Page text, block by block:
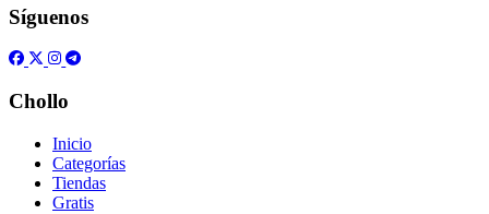
Síguenos
Chollo
Inicio
Categorías
Tiendas
Gratis